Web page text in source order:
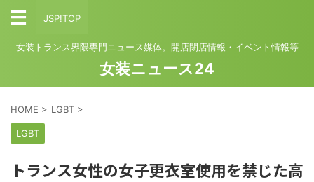
JSP!TOP
女装トランス界隈専門ニュース媒体。開店閉店情報・イベント情報等
女装ニュース24
HOME > LGBT >
LGBT
トランス女性の女子更衣室使用を禁じた高